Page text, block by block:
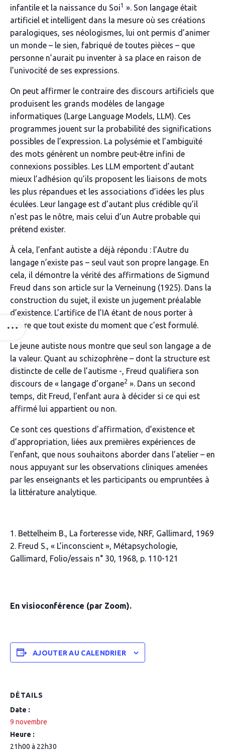
infantile et la naissance du Soi1 ». Son langage était
artificiel et intelligent dans la mesure où ses créations
paralogiques, ses néologismes, lui ont permis d’animer
un monde – le sien, fabriqué de toutes pièces – que
personne n’aurait pu inventer à sa place en raison de
l’univocité de ses expressions.
On peut affirmer le contraire des discours artificiels que
produisent les grands modèles de langage
informatiques (Large Language Models, LLM). Ces
programmes jouent sur la probabilité des significations
possibles de l’expression. La polysémie et l’ambiguïté
des mots génèrent un nombre peut-être infini de
connexions possibles. Les LLM emportent d’autant
mieux l’adhésion qu’ils proposent les liaisons de mots
les plus répandues et les associations d’idées les plus
éculées. Leur langage est d’autant plus crédible qu’il
n’est pas le nôtre, mais celui d’un Autre probable qui
prétend exister.
À cela, l’enfant autiste a déjà répondu : l’Autre du
langage n’existe pas – seul vaut son propre langage. En
cela, il démontre la vérité des affirmations de Sigmund
Freud dans son article sur la Verneinung (1925). Dans la
construction du sujet, il existe un jugement préalable
d’existence. L’artifice de l’IA étant de nous porter à
croire que tout existe du moment que c’est formulé.
Le jeune autiste nous montre que seul son langage a de
la valeur. Quant au schizophrène – dont la structure est
distincte de celle de l’autisme -, Freud qualifiera son
discours de « langage d’organe2 ». Dans un second
temps, dit Freud, l’enfant aura à décider si ce qui est
affirmé lui appartient ou non.
Ce sont ces questions d’affirmation, d’existence et
d’appropriation, liées aux premières expériences de
l’enfant, que nous souhaitons aborder dans l’atelier – en
nous appuyant sur les observations cliniques amenées
par les enseignants et les participants ou empruntées à
la littérature analytique.
Bettelheim B., La forteresse vide, NRF, Gallimard, 1969
Freud S., « L’inconscient », Métapsychologie,
Gallimard, Folio/essais n° 30, 1968, p. 110-121
En visioconférence (par Zoom).
AJOUTER AU CALENDRIER
DÉTAILS
Date :
9 novembre
Heure :
21h00 à 22h30